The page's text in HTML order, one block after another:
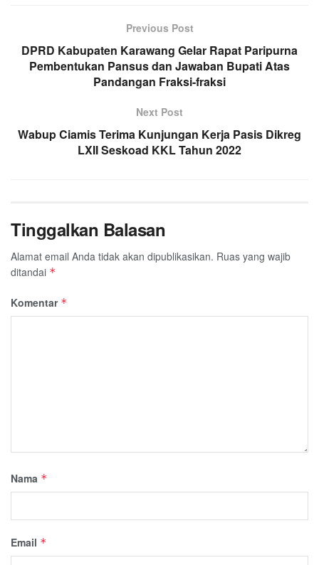
Previous Post
DPRD Kabupaten Karawang Gelar Rapat Paripurna
Pembentukan Pansus dan Jawaban Bupati Atas
Pandangan Fraksi-fraksi
Next Post
Wabup Ciamis Terima Kunjungan Kerja Pasis Dikreg
LXII Seskoad KKL Tahun 2022
Tinggalkan Balasan
Alamat email Anda tidak akan dipublikasikan. Ruas yang wajib
ditandai *
Komentar *
Nama *
Email *